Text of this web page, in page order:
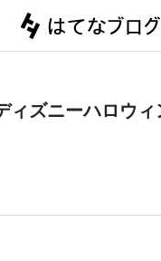
ィズニーハロウィ